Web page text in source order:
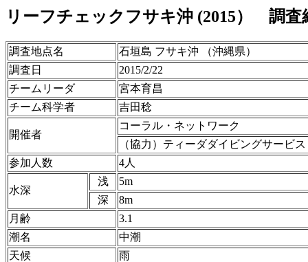
リーフチェックフサキ沖 (2015） 調査
調査地点名
石垣島 フサキ沖 （沖縄県）
調査日
2015/2/22
チームリーダ
宮本育昌
チーム科学者
吉田稔
開催者
コーラル・ネットワーク
（協力）ティーダダイビングサービス
参加人数
4人
水深
浅
5m
深
8m
月齢
3.1
潮名
中潮
天候
雨